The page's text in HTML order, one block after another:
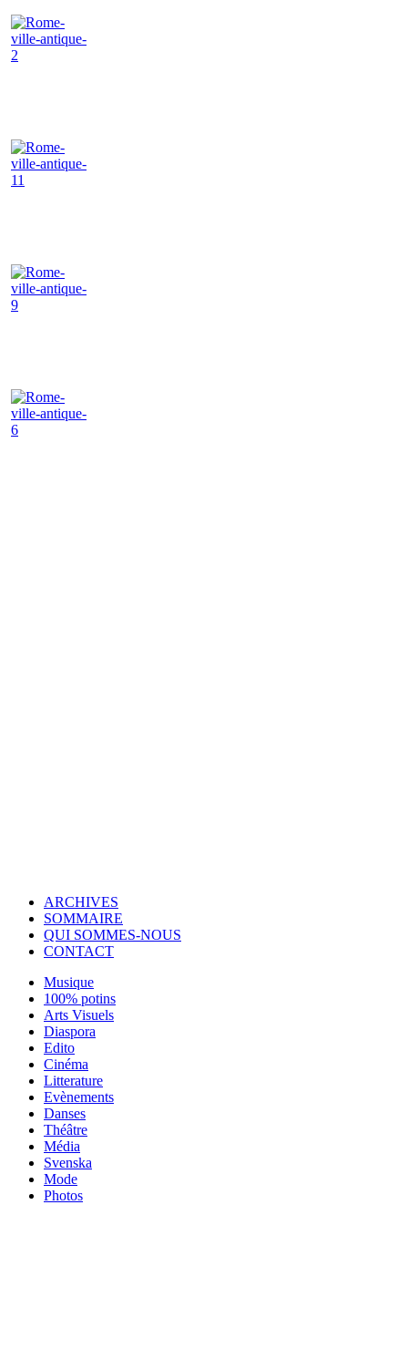
ARCHIVES
SOMMAIRE
QUI SOMMES-NOUS
CONTACT
Musique
100% potins
Arts Visuels
Diaspora
Edito
Cinéma
Litterature
Evènements
Danses
Théâtre
Média
Svenska
Mode
Photos